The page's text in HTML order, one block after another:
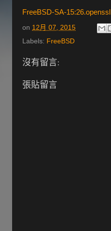
FreeBSD-SA-15:26.openssl
on 12月 07, 2015
Labels: FreeBSD
沒有留言:
張貼留言